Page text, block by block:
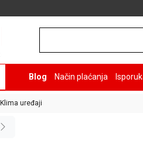
Blog Način plaćanja
Klima uređaji